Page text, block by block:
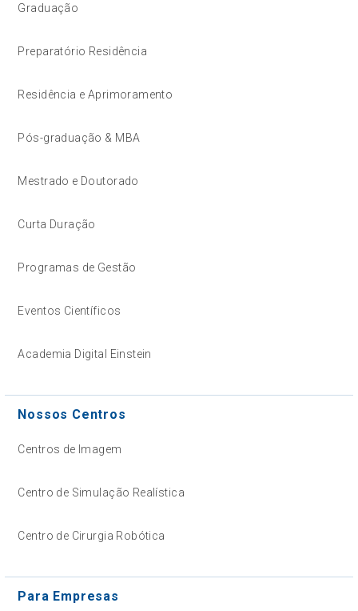
Graduação
Preparatório Residência
Residência e Aprimoramento
Pós-graduação & MBA
Mestrado e Doutorado
Curta Duração
Programas de Gestão
Eventos Científicos
Academia Digital Einstein
Nossos Centros
Centros de Imagem
Centro de Simulação Realística
Centro de Cirurgia Robótica
Para Empresas